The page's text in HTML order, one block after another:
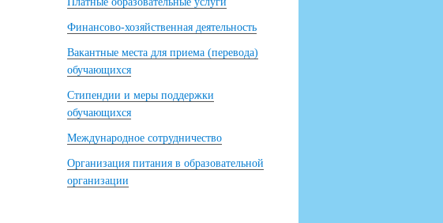
Финансово-хозяйственная деятельность
Вакантные места для приема (перевода)
обучающихся
Стипендии и меры поддержки
обучающихся
Международное сотрудничество
Организация питания в образовательной
организации